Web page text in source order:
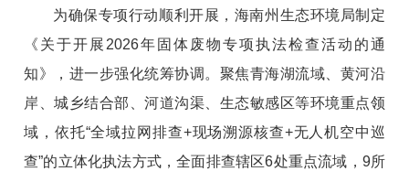
为确保专项行动顺利开展，海南州生态环境局制定
《关于开展 2026年固体废物专项执法检查活动的通
知》，进一步强化统筹协调。聚焦青海湖流域、黄河沿
岸、城乡结合部、河道沟渠、生态敏感区等环境重点领
域 ，依托“全域拉网排查+现场溯源核查+无人机空中巡
查”的立体化执法方式，全面排查辖区6处重点流域， 9所